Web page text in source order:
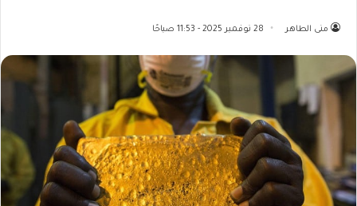
منى الطاهر 28 نوفمبر 2025 - 11:53 صباحًا